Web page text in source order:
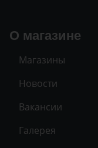
О магазине
Магазины
Новости
Вакансии
Галерея